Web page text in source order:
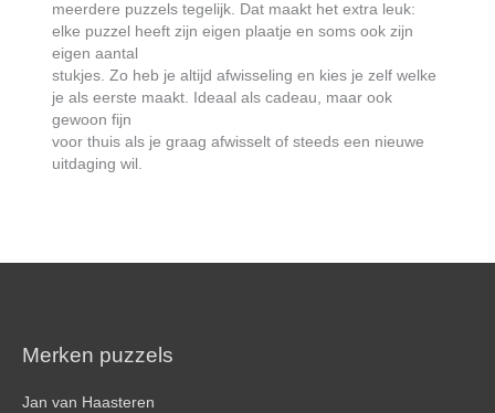
meerdere puzzels tegelijk. Dat maakt het extra leuk:
elke puzzel heeft zijn eigen plaatje en soms ook zijn
eigen aantal
stukjes. Zo heb je altijd afwisseling en kies je zelf welke
je als eerste maakt. Ideaal als cadeau, maar ook
gewoon fijn
voor thuis als je graag afwisselt of steeds een nieuwe
uitdaging wil.
Merken puzzels
Jan van Haasteren